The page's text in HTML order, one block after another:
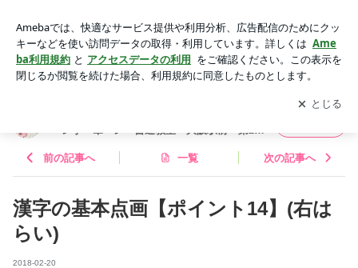
文字教室 大阪市 北区 梅田 ペン字・筆ペン・書道教室 大阪駅
前 第2ビル
アプリをダウンロードして ブログの更新通知
を受け取りまし
ょう。
開く
ペン字・筆ペン・書道教室 大阪駅前 第2ビ
前の記事へ 一覧 次の記事へ
漢字の基本点画【ポイント14】(右は
らい)
2018-02-20